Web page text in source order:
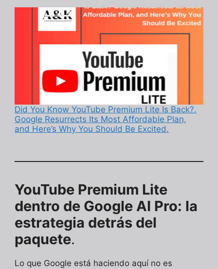
Did You Know YouTube Premium Lite Is Back?.
Google Resurrects Its Most Affordable Plan,
and Here’s Why You Should Be Excited.
YouTube Premium Lite
dentro de Google AI Pro: la
estrategia detrás del
paquete.
Lo que Google está haciendo aquí no es